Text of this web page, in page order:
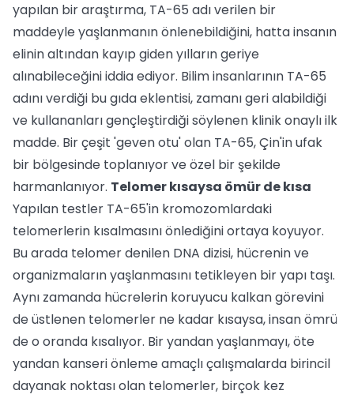
yapılan bir araştırma, TA-65 adı verilen bir
maddeyle yaşlanmanın önlenebildiğini, hatta insanın
elinin altından kayıp giden yılların geriye
alınabileceğini iddia ediyor. Bilim insanlarının TA-65
adını verdiği bu gıda eklentisi, zamanı geri alabildiği
ve kullananları gençleştirdiği söylenen klinik onaylı ilk
madde. Bir çeşit 'geven otu' olan TA-65, Çin'in ufak
bir bölgesinde toplanıyor ve özel bir şekilde
harmanlanıyor. Telomer kısaysa ömür de kısa
Yapılan testler TA-65'in kromozomlardaki
telomerlerin kısalmasını önlediğini ortaya koyuyor.
Bu arada telomer denilen DNA dizisi, hücrenin ve
organizmaların yaşlanmasını tetikleyen bir yapı taşı.
Aynı zamanda hücrelerin koruyucu kalkan görevini
de üstlenen telomerler ne kadar kısaysa, insan ömrü
de o oranda kısalıyor. Bir yandan yaşlanmayı, öte
yandan kanseri önleme amaçlı çalışmalarda birincil
dayanak noktası olan telomerler, birçok kez